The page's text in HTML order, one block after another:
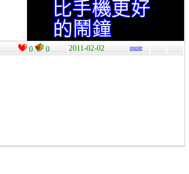
0 0 2011-02-02 quote